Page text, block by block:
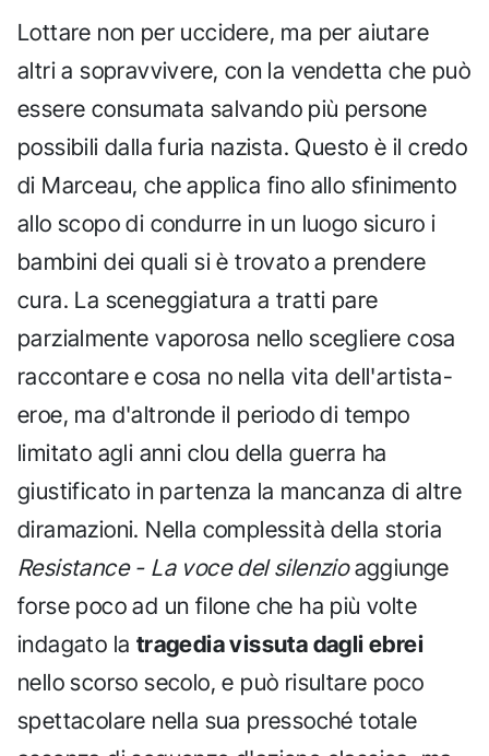
Lottare non per uccidere, ma per aiutare
altri a sopravvivere, con la vendetta che può
essere consumata salvando più persone
possibili dalla furia nazista. Questo è il credo
di Marceau, che applica fino allo sfinimento
allo scopo di condurre in un luogo sicuro i
bambini dei quali si è trovato a prendere
cura. La sceneggiatura a tratti pare
parzialmente vaporosa nello scegliere cosa
raccontare e cosa no nella vita dell'artista-
eroe, ma d'altronde il periodo di tempo
limitato agli anni clou della guerra ha
giustificato in partenza la mancanza di altre
diramazioni. Nella complessità della storia
Resistance - La voce del silenzioaggiunge
forse poco ad un filone che ha più volte
indagato la tragedia vissuta dagli ebrei
nello scorso secolo, e può risultare poco
spettacolare nella sua pressoché totale